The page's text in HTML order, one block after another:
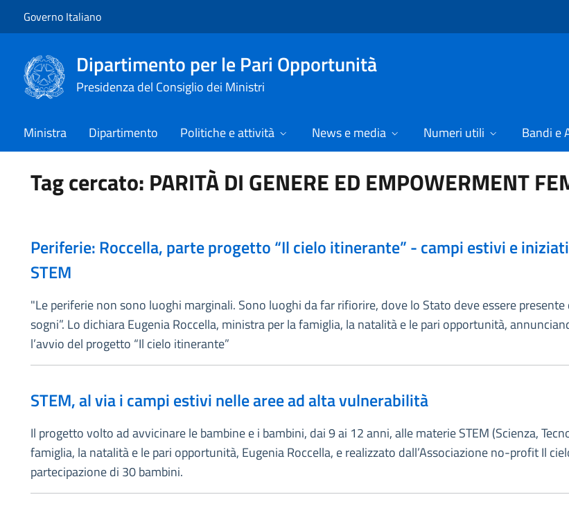
Governo Italiano
Dipartimento per le Pari Opportunità
Presidenza del Consiglio dei Ministri
Ministra Dipartimento Politiche e attività News e media Numeri utili Bandi e
Tag cercato: PARITÀ DI GENERE ED EMPOWERMENT
Periferie: Roccella, parte progetto “Il cielo itinerante” - campi estivi e
STEM
"Le periferie non sono luoghi marginali. Sono luoghi da far rifiorire, dove lo Stato deve essere
sogni”. Lo dichiara Eugenia Roccella, ministra per la famiglia, la natalità e le pari opportunità,
l’avvio del progetto “Il cielo itinerante”
STEM, al via i campi estivi nelle aree ad alta vulnerabilità
Il progetto volto ad avvicinare le bambine e i bambini, dai 9 ai 12 anni, alle materie STEM (Scienza,
famiglia, la natalità e le pari opportunità, Eugenia Roccella, e realizzato dall’Associazione no-profit Il
partecipazione di 30 bambini.